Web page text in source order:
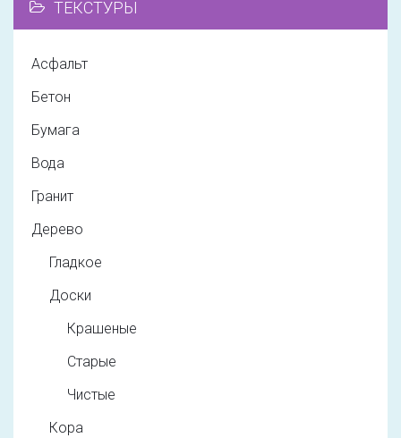
ТЕКСТУРЫ
Асфальт
Бетон
Бумага
Вода
Гранит
Дерево
Гладкое
Доски
Крашеные
Старые
Чистые
Кора